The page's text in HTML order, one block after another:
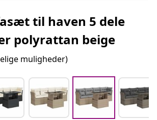
til haven 5 dele
polyrattan beige
muligheder)